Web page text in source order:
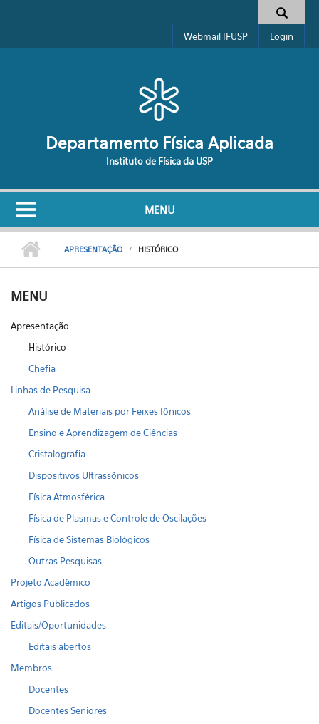
Formulário de busca
Webmail IFUSP Login
Departamento Física Aplicada
Instituto de Física da USP
MENU
APRESENTAÇÃO HISTÓRICO
MENU
Apresentação
Histórico
Chefia
Linhas de Pesquisa
Análise de Materiais por Feixes Iônicos
Ensino e Aprendizagem de Ciências
Cristalografia
Dispositivos Ultrassônicos
Física Atmosférica
Física de Plasmas e Controle de Oscilações
Física de Sistemas Biológicos
Outras Pesquisas
Projeto Acadêmico
Artigos Publicados
Editais/Oportunidades
Editais abertos
Membros
Docentes
Docentes Seniores